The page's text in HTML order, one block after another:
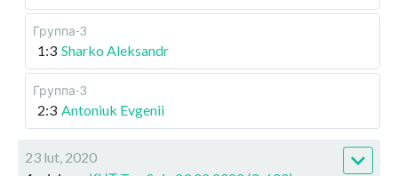
Группа-3
1:3 Sharko Aleksandr
Группа-3
2:3 Antoniuk Evgenii
23 lut, 2020